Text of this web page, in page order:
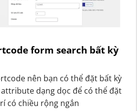
form search bất kỳ
nên bạn có thể đặt bất kỳ
dạng dọc để có thể đặt
có chiều rộng ngắn